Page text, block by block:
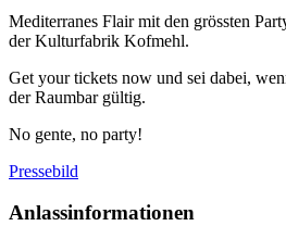
Mediterranes Flair mit den grössten
der Kulturfabrik Kofmehl.
Get your tickets now und sei dabei,
der Raumbar gültig.
No gente, no party!
Pressebild
Anlassinformationen